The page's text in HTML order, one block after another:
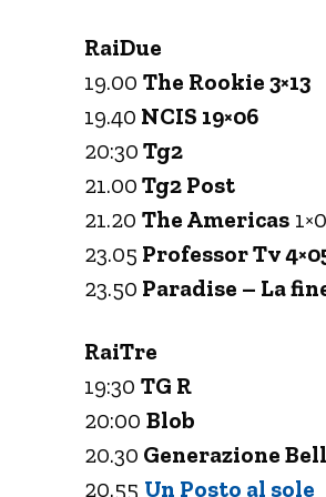
RaiDue
19.00 The Rookie 3×13
19.40 NCIS 19×06
20:30 Tg2
21.00 Tg2 Post
21.20 The Americas
23.05 Professor Tv
23.50 Paradise – La
RaiTre
19:30 TG R
20:00 Blob
20.30 Generazione
20.55 Un Posto al sole